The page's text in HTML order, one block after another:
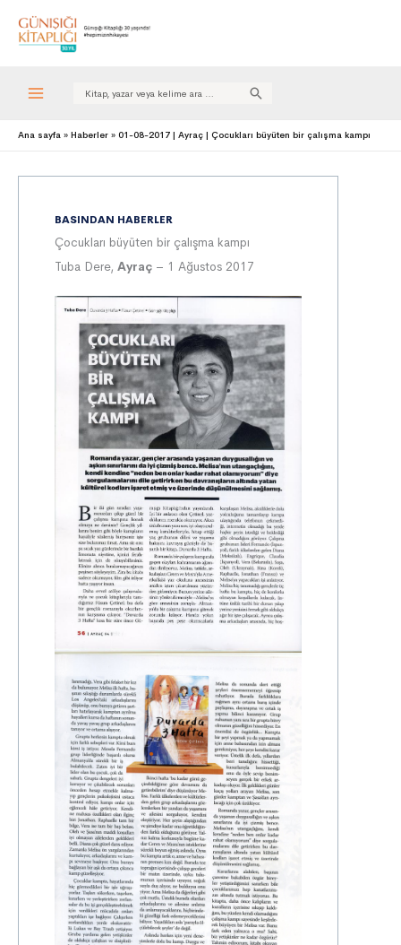
Search
Ana sayfa Haberler 01-08-2017 | Ayraç | Çocukları büyüten bir çalışma kampı
BASINDAN HABERLER
Çocukları büyüten bir çalışma kampı
Tuba Dere, Ayraç – 1 Ağustos 2017